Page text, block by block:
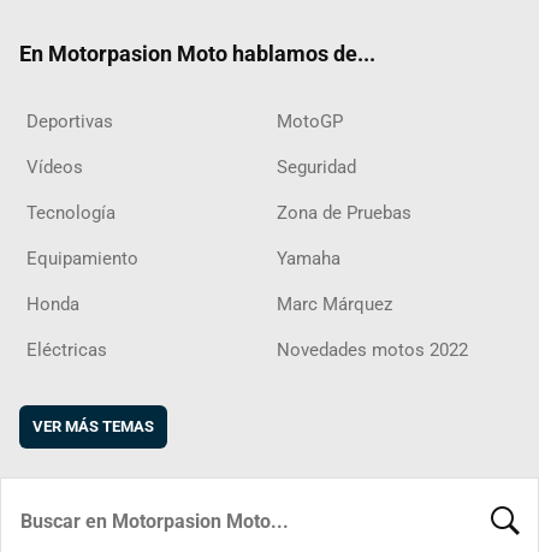
En Motorpasion Moto hablamos de...
Deportivas MotoGP
Vídeos Seguridad
Tecnología Zona de Pruebas
Equipamiento Yamaha
Honda Marc Márquez
Eléctricas Novedades motos 2022
VER MÁS TEMAS